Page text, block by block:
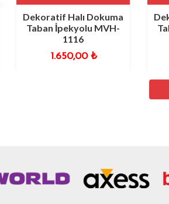
Dekoratif Halı Dokuma
Taban İpekyolu MVH-
1116
1.650,00₺